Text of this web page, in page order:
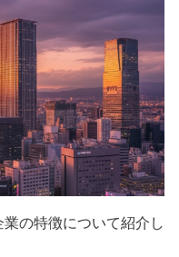
の特徴について紹介し